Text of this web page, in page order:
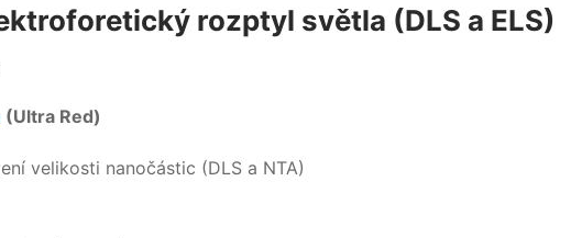
rozptyl světla (DLS a ELS)
(Ultra Red)
velikosti nanočástic (DLS a NTA)